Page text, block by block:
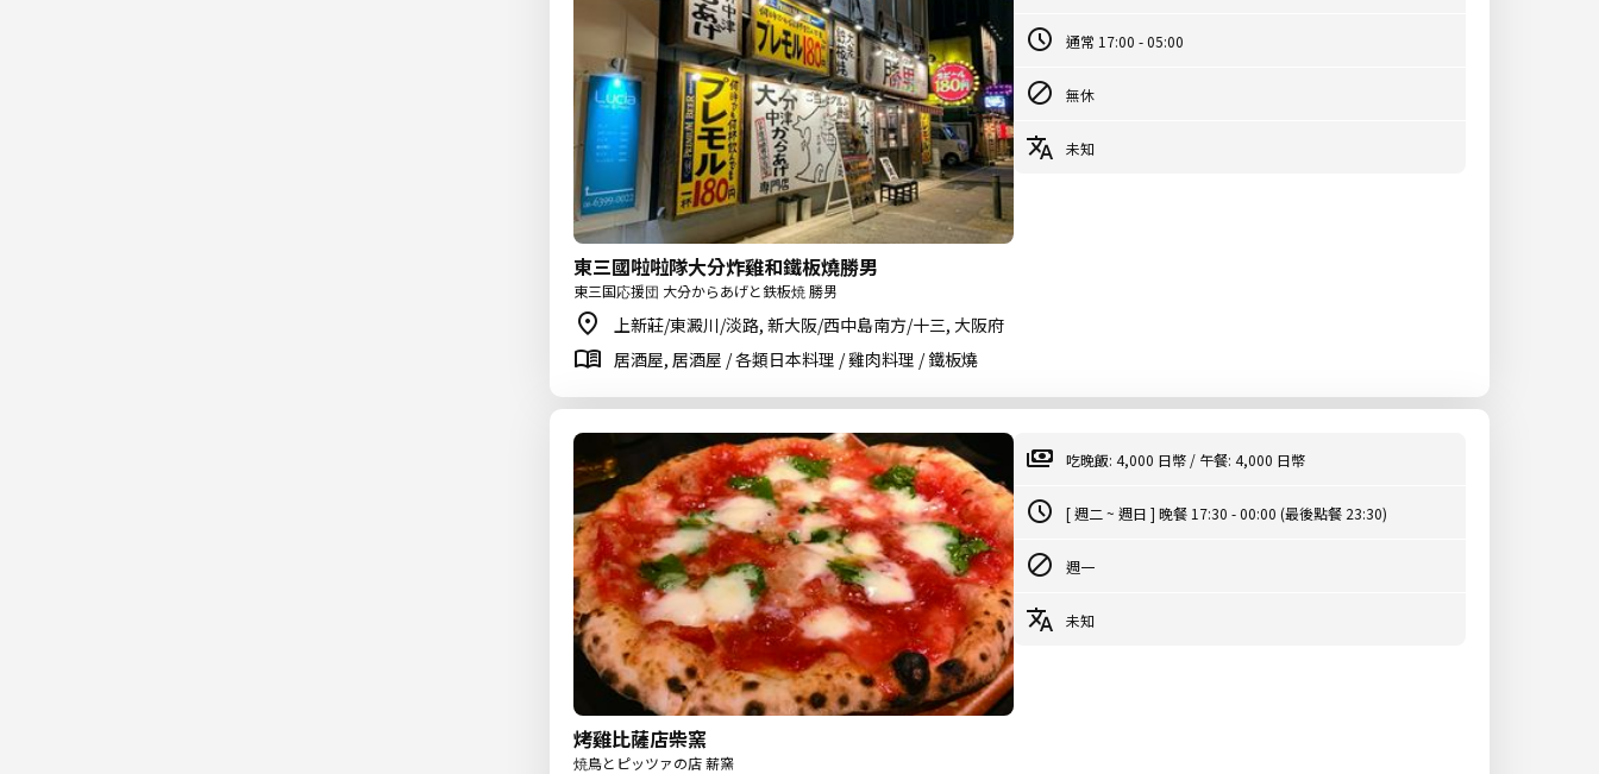
東三國啦啦隊大分炸雞和鐵板燒勝男
東三国応援団 大分からあげと鉄板焼 勝男
上新莊/東澱川/淡路, 新大阪/西中島南方/十三, 大阪府
居酒屋, 居酒屋 / 各類日本料理 / 雞肉料理 / 鐵板燒
通常 17:00 - 05:00
無休
未知
烤雞比薩店柴窯
焼鳥とピッツァの店 薪窯
吃晚飯: 4,000 日幣 / 午餐: 4,000 日幣
[ 週二 ~ 週日 ] 晚餐 17:30 - 00:00 (最後點餐 23:30)
週一
未知